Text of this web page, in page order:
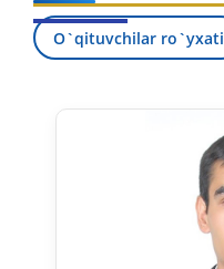
O`qituvchilar ro`yxati